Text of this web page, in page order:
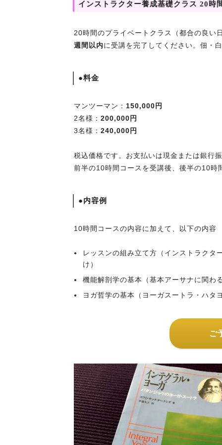
インストラクター養成基礎クラス 20時
20時間のプライベートクラス（都合の良い
週間以内に受講を完了してください。佃・
●料金
マンツーマン： 150,000円
2名様： 200,000円
3名様： 240,000円
税込価格です。お支払いは現金または銀行
前半の10時間コースを受講後、後半の10時
●内容例
10時間コースの内容に加えて、以下の内容
レッスンの組み立て方（インストラク
け）
機能解剖学の基本（基本アーサナに関わ
ヨガ哲学の基本（ヨーガスートラ・ハタ
ご